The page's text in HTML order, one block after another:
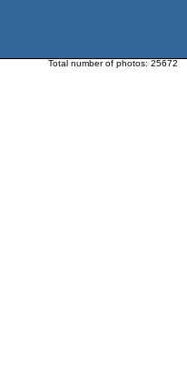
Total number of photos: 25672